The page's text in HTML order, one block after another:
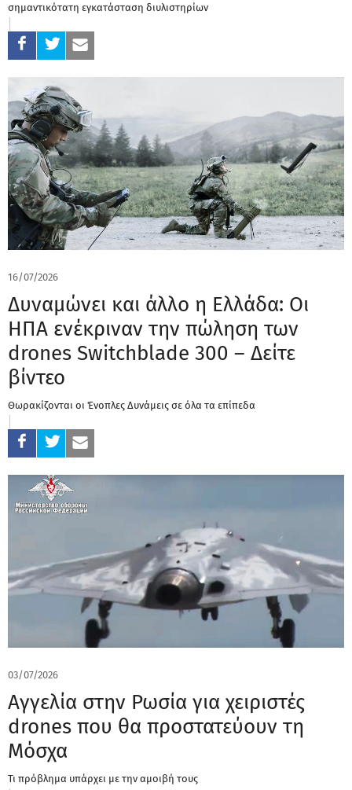
σημαντικότατη εγκατάσταση διυλιστηρίων
16/07/2026
Δυναμώνει και άλλο η Ελλάδα: Οι
ΗΠΑ ενέκριναν την πώληση των
drones Switchblade 300 – Δείτε
βίντεο
Θωρακίζονται οι Ένοπλες Δυνάμεις σε όλα τα επίπεδα
03/07/2026
Αγγελία στην Ρωσία για χειριστές
drones που θα προστατεύουν τη
Μόσχα
Τι πρόβλημα υπάρχει με την αμοιβή τους